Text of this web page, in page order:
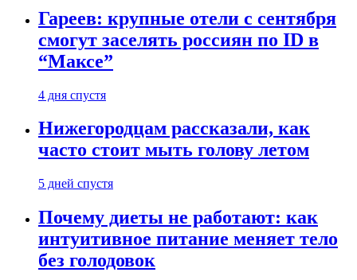
Гареев: крупные отели с сентября
смогут заселять россиян по ID в
“Максе”
4 дня спустя
Нижегородцам рассказали, как
часто стоит мыть голову летом
5 дней спустя
Почему диеты не работают: как
интуитивное питание меняет тело
без голодовок